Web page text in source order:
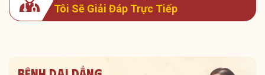
Tôi Sẽ Giải Đáp Trực Tiếp